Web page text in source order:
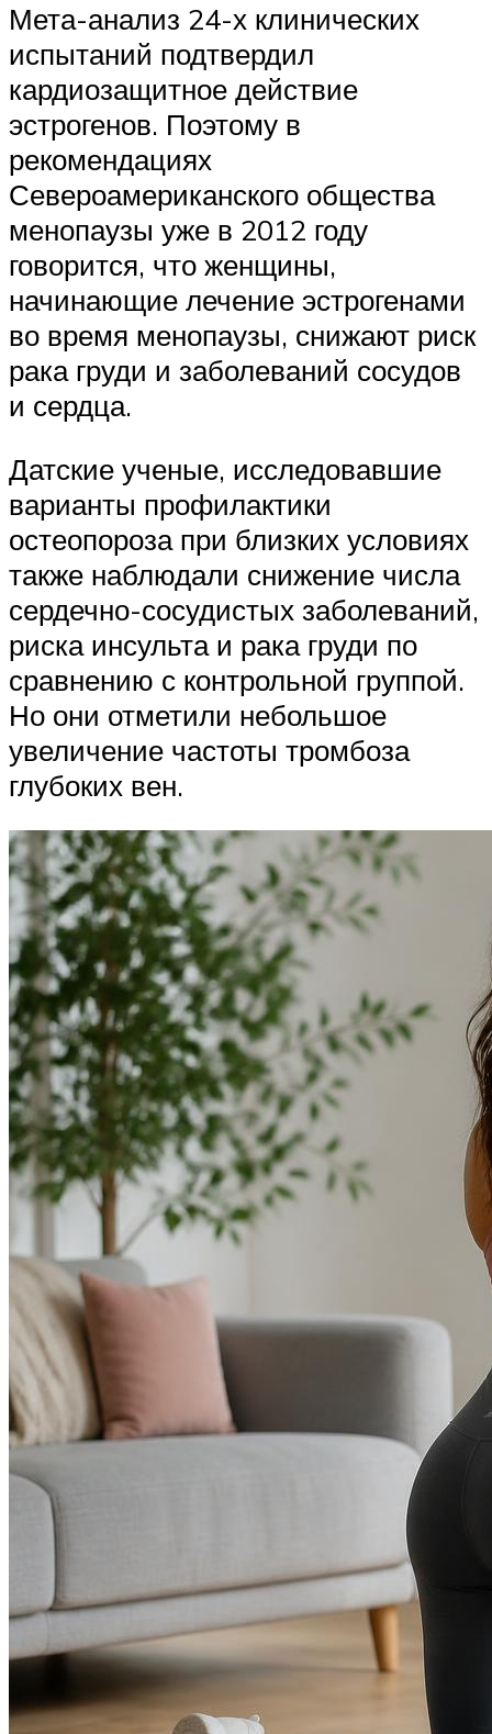
Мета-анализ 24-х клинических
испытаний подтвердил
кардиозащитное действие
эстрогенов. Поэтому в
рекомендациях
Североамериканского общества
менопаузы уже в 2012 году
говорится, что женщины,
начинающие лечение эстрогенами
во время менопаузы, снижают риск
рака груди и заболеваний сосудов
и сердца.
Датские ученые, исследовавшие
варианты профилактики
остеопороза при близких условиях
также наблюдали снижение числа
сердечно-сосудистых заболеваний,
риска инсульта и рака груди по
сравнению с контрольной группой.
Но они отметили небольшое
увеличение частоты тромбоза
глубоких вен.